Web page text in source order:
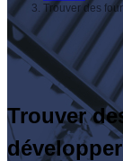
Trouver des
Trouver